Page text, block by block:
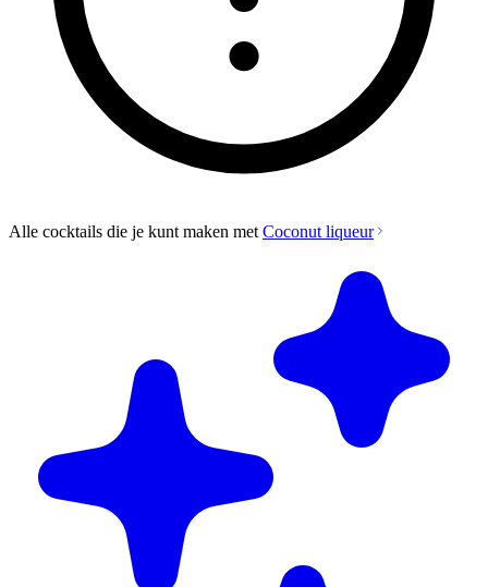
Alle cocktails die je kunt maken met Coconut liqueur